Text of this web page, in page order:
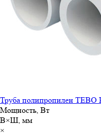
Труба полипропилен TEBO
Мощность, Вт
В×Ш, мм
×